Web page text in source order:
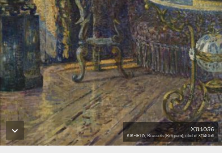
X114056
KIK-IRPA, Brussels (Belgium), cliché X114056